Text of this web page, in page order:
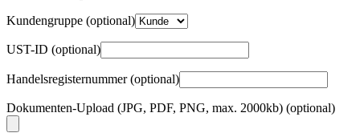
Kundengruppe (optional)
UST-ID (optional)
Handelsregisternummer(optional)
Dokumenten-Upload (JPG, PDF, PNG, max. 2000kb) (optional)